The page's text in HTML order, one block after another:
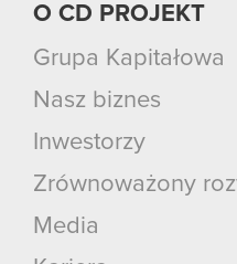
O CD PROJEKT
Grupa Kapitałowa
Nasz biznes
Inwestorzy
Zrównoważony
Media